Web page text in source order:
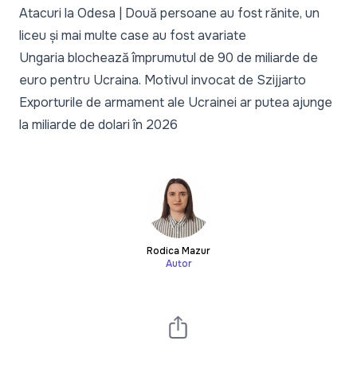
Atacuri la Odesa | Două persoane au fost rănite, un
liceu și mai multe case au fost avariate
Ungaria blochează împrumutul de 90 de miliarde de
euro pentru Ucraina. Motivul invocat de Szijjarto
Exporturile de armament ale Ucrainei ar putea ajunge
la miliarde de dolari în 2026
Rodica Mazur
Autor